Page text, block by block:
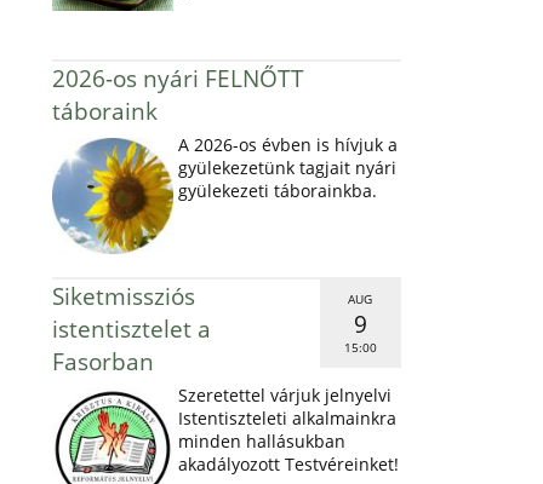
2026-os nyári FELNŐTT
táboraink
A 2026-os évben is hívjuk a
gyülekezetünk tagjait nyári
gyülekezeti táborainkba.
AUG
9
15:00
Siketmissziós
istentisztelet a
Fasorban
Szeretettel várjuk jelnyelvi
Istentiszteleti alkalmainkra
minden hallásukban
akadályozott Testvéreinket!